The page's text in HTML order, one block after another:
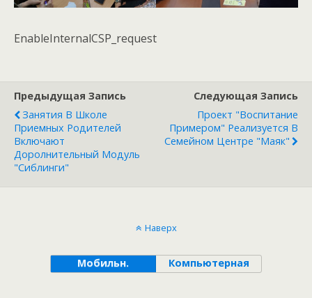
EnableInternalCSP_request
Предыдущая Запись
Занятия В Школе
Приемных Родителей
Включают
Доролнительный Модуль
"Сиблинги"
Следующая Запись
Проект "Воспитание
Примером" Реализуется В
Семейном Центре "Маяк"
Наверх
Мобильн. Компьютерная